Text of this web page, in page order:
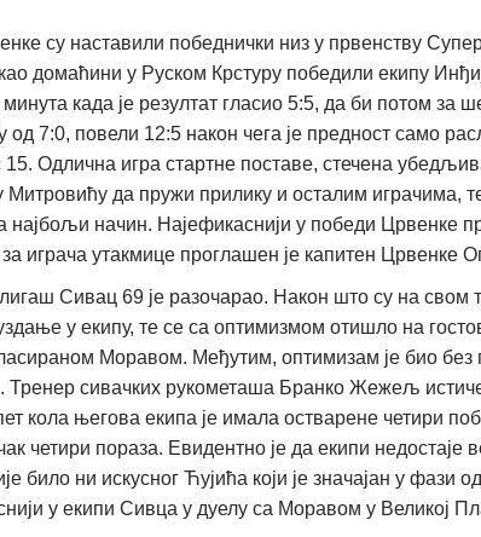
су наставили победнички низ у првенству
домаћини у Руском Крстуру победили екипу
када је резултат гласио 5:5, да би потом за
од 7:0, повели 12:5 након чега је предност само
15. Одлична игра стартне поставе, стечена
да пружи прилику и осталим играчима,
најбољи начин. Најефикаснији у победи Црвенке
играча утакмице проглашен је капитен Црвенке
Сивац 69 је разочарао. Након што су на свом
у екипу, те се са оптимизмом отишло на
Моравом. Међутим, оптимизам је био без
Тренер сивачких рукометаша Бранко Жежељ
кола његова екипа је имала остварене четири
четири пораза. Евидентно је да екипи
било ни искусног Ћујића који је значајан у
у екипи Сивца у дуелу са Моравом у Великој